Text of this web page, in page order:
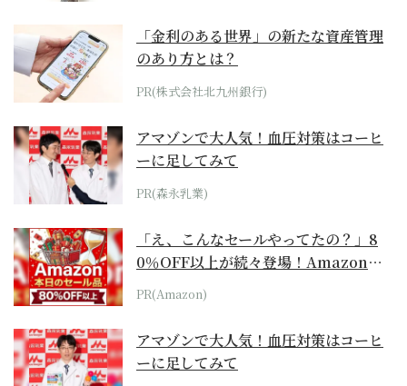
「金利のある世界」の新たな資産管理
のあり方とは？
PR(株式会社北九州銀行)
アマゾンで大人気！血圧対策はコーヒ
ーに足してみて
PR(森永乳業)
「え、こんなセールやってたの？」8
0％OFF以上が続々登場！Amazonの
本気が...
PR(Amazon)
アマゾンで大人気！血圧対策はコーヒ
ーに足してみて